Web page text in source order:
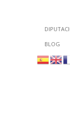
BLOG